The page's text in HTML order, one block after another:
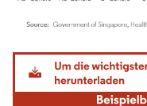
Bild © Mordor Intelligence.